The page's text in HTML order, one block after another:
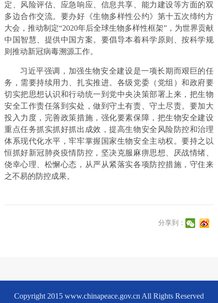
定、风险评估、应急响应、信息共享、能力建设等方面的双
多边合作交流。要办好《生物多样性公约》第十五次缔约方
大会，推动制定“2020年后全球生物多样性框架”，为世界贡献
中国智慧、提供中国方案。要倡导本着科学原则、按科学规
则推动新冠病毒溯源工作。
习近平强调，加强生物安全建设是一项长期而艰巨的任
务，需要持续用力、扎实推进。各级党委（党组）和政府要
切实把思想认识和行动统一到党中央决策部署上来，把生物
安全工作责任落到实处，做到守土有责、守土尽责。要加大
投入力度，完善政策措施，强化要素保障，把生物安全建设
重点任务抓实抓好抓出成效，提高生物安全风险防控和治理
体系现代化水平，牢牢掌握国家生物安全主动权。要持之以
恒抓好新冠肺炎疫情防控，坚决克服麻痹思想、厌战情绪、
侥幸心理、松懈心态，从严从紧落实各项防控措施，守住来
之不易的防控成果。
分享到：
Copyright 2015 www.chinapeace.gov.cn All Rights Reserved